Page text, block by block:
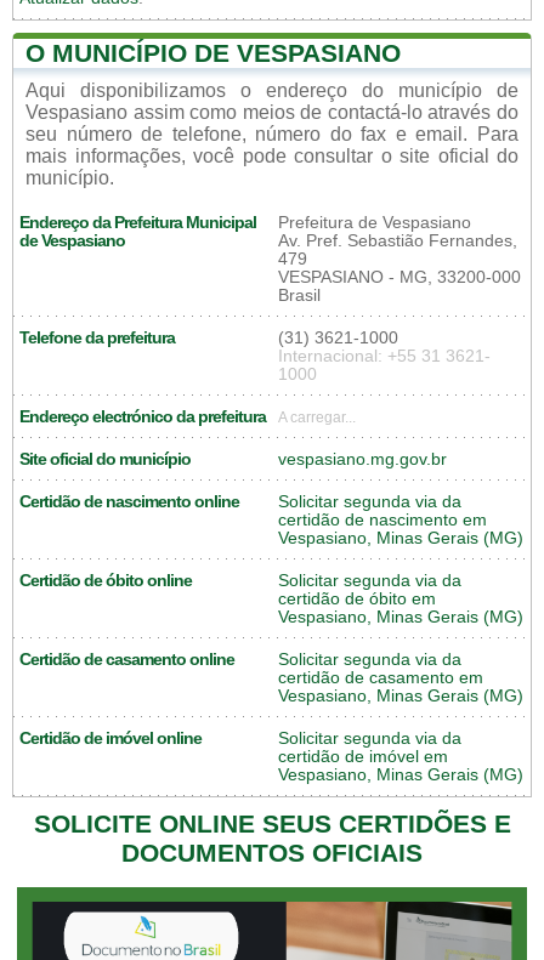
O MUNICÍPIO DE VESPASIANO
Aqui disponibilizamos o endereço do município de
Vespasiano assim como meios de contactá-lo através do
seu número de telefone, número do fax e email. Para
mais informações, você pode consultar o site oficial do
município.
Endereço da Prefeitura Municipal
de Vespasiano
Prefeitura de Vespasiano
Av. Pref. Sebastião Fernandes,
479
VESPASIANO - MG, 33200-000
Brasil
Telefone da prefeitura
(31) 3621-1000
Internacional: +55 31 3621-
1000
Endereço electrónico da prefeitura A carregar...
Site oficial do município vespasiano.mg.gov.br
Certidão de nascimento online
Solicitar segunda via da
certidão de nascimento em
Vespasiano, Minas Gerais (MG)
Certidão de óbito online
Solicitar segunda via da
certidão de óbito em
Vespasiano, Minas Gerais (MG)
Certidão de casamento online
Solicitar segunda via da
certidão de casamento em
Vespasiano, Minas Gerais (MG)
Certidão de imóvel online
Solicitar segunda via da
certidão de imóvel em
Vespasiano, Minas Gerais (MG)
SOLICITE ONLINE SEUS CERTIDÕES E
DOCUMENTOS OFICIAIS